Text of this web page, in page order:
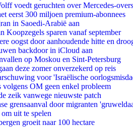
voedt geruchten over Mercedes-
eerst 300 miljoen premium-abonnees
in Saoedi-Arabië aan
Koopzegels sparen vanaf september
oogst door aanhoudende hitte en
backdoor in iCloud aan
op Moskou en Sint-Petersburg
deze zomer onverzekerd op reis
voor 'Israëlische
OM geen enkel probleem
zeik vanwege nieuwste patch
grensaanval door migranten
uit te spelen
groeit naar 100 hectare